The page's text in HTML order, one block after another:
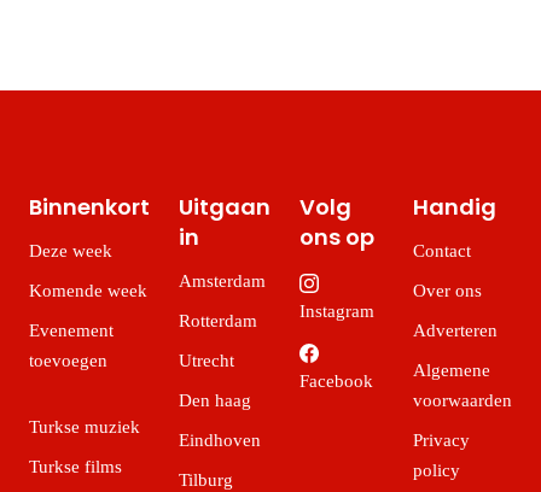
Binnenkort
Deze week
Komende week
Evenement
toevoegen
Turkse muziek
Turkse films
Uitgaan
in
Amsterdam
Rotterdam
Utrecht
Den haag
Eindhoven
Tilburg
Volg
ons op
Instagram
Facebook
Handig
Contact
Over ons
Adverteren
Algemene
voorwaarden
Privacy
policy